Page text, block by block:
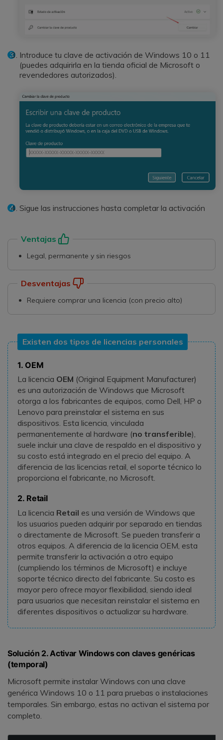
Introduce tu clave de activación de Windows 10 o 11
(puedes adquirirla en la tienda oficial de Microsoft o
revendedores autorizados).
Sigue las instrucciones hasta completar la activación
Ventajas
Legal, permanente y sin riesgos
Desventajas
Requiere comprar una licencia (con precio alto)
Existen dos tipos de licencias personales
1. OEM
La licencia OEM (Original Equipment Manufacturer)
es una autorización de Windows que Microsoft
otorga a los fabricantes de equipos, como Dell, HP o
Lenovo para preinstalar el sistema en sus
dispositivos. Esta licencia, vinculada
permanentemente al hardware (no transferible),
suele incluir una clave de respaldo en el dispositivo y
su costo está integrado en el precio del equipo. A
diferencia de las licencias retail, el soporte técnico lo
proporciona el fabricante, no Microsoft.
2. Retail
La licencia Retail es una versión de Windows que
los usuarios pueden adquirir por separado en tiendas
o directamente de Microsoft. Se pueden transferir a
otros equipos. A diferencia de la licencia OEM, esta
permite transferir la activación a otro equipo
(cumpliendo los términos de Microsoft) e incluye
soporte técnico directo del fabricante. Su costo es
mayor pero ofrece mayor flexibilidad, siendo ideal
para usuarios que necesitan reinstalar el sistema en
diferentes dispositivos o actualizar su hardware.
Solución 2. Activar Windows con claves genéricas
(temporal)
Microsoft permite instalar Windows con una clave
genérica Windows 10 o 11 para pruebas o instalaciones
temporales. Sin embargo, estas no activan el sistema por
completo.